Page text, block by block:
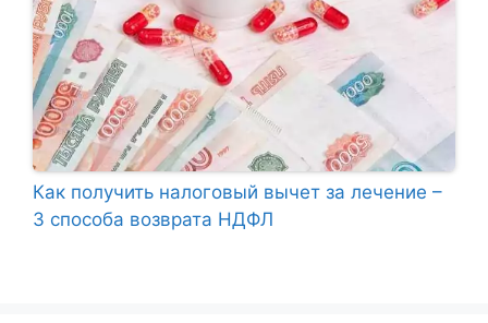
Как получить налоговый вычет за лечение –
3 способа возврата НДФЛ